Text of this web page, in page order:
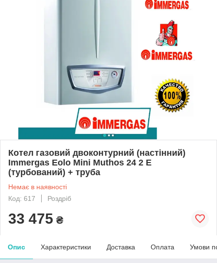
Котел газовий двоконтурний (настінний)
Immergas Eolo Mini Muthos 24 2 E
(турбований) + труба
Немає в наявності
Код: 617
Роздріб
33 475 ₴
Опис Характеристики Доставка Оплата Умови